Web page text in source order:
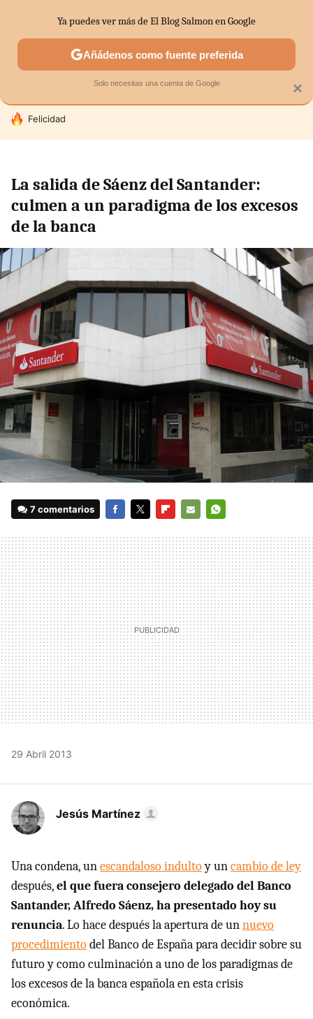
SECTORES ECONOMÍA DOMÉSTICA MERCADOS
HOY SE HABLA DE
Felicidad
La salida de Sáenz del Santander:
culmen a un paradigma de los excesos
de la banca
7 comentarios
MAIL
29 Abril 2013
Jesús Martínez
Una condena, unescandaloso indultoy uncambio de ley
después,el que fuera consejero delegado del Banco
Santander, Alfredo Sáenz, ha presentado hoy su
renuncia. Lo hace después la apertura de unnuevo
procedimientodel Banco de España para decidir sobre su
futuro y como culminación a uno de los paradigmas de
los excesos de la banca española en esta crisis
económica.
×
Ya puedes ver más de El Blog Salmon en Google
Añádenos como fuente preferida
Solo necesitas una cuenta de Google